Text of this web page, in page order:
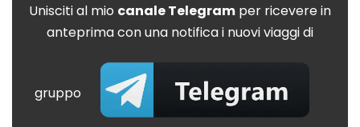
Unisciti al mio canale Telegram per ricevere in
anteprima con una notifica i nuovi viaggi di
gruppo